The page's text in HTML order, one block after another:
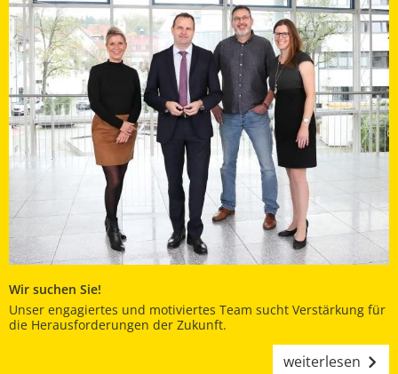
Wir suchen Sie!
Unser engagiertes und motiviertes Team sucht Verstärkung für
die Herausforderungen der Zukunft.
weiterlesen